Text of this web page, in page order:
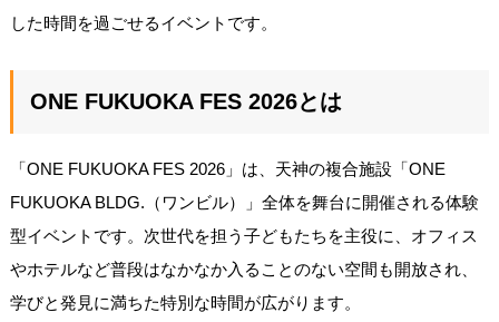
した時間を過ごせるイベントです。
ONE FUKUOKA FES 2026とは
「ONE FUKUOKA FES 2026」は、天神の複合施設「ONE
FUKUOKA BLDG.（ワンビル）」全体を舞台に開催される体験
型イベントです。次世代を担う子どもたちを主役に、オフィス
やホテルなど普段はなかなか入ることのない空間も開放され、
学びと発見に満ちた特別な時間が広がります。